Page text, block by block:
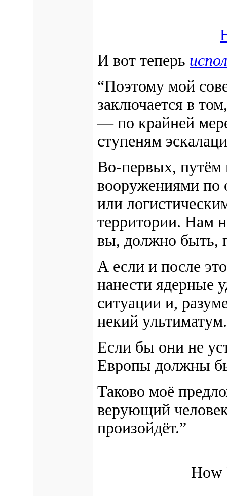
И вот теперь
“Поэтому мой
заключается в
— по крайней
ступеням
Во-первых, путём
вооружениями по
или
территории. Нам
вы, должно быть,
А если и после
нанести ядерные
ситуации и,
некий ультиматум.
Если бы они не
Европы должны
Таково моё
верующий
произойдёт.”
How